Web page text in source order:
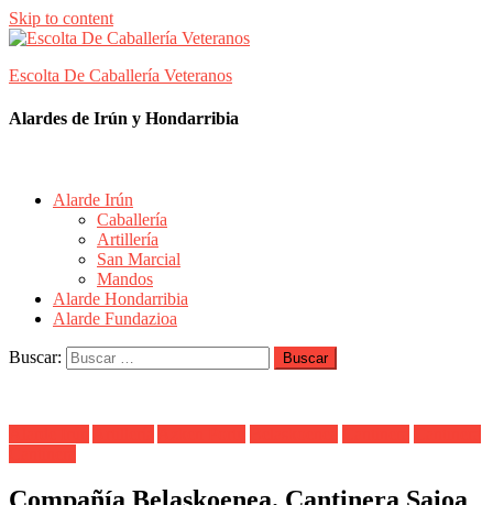
Skip to content
Escolta De Caballería Veteranos
Alardes de Irún y Hondarribia
Alarde Irún
Caballería
Artillería
San Marcial
Mandos
Alarde Hondarribia
Alarde Fundazioa
Buscar: